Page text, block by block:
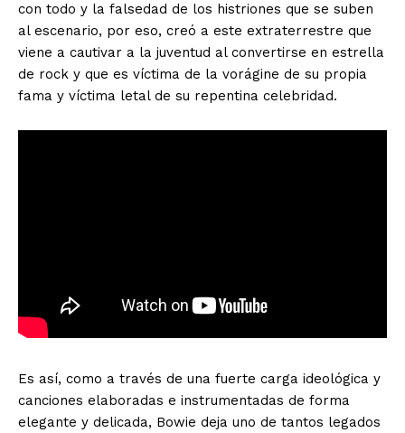
+ Todas las formas de lucha, potencialmente enlazadas
con todo y la falsedad de los histriones que se suben
al escenario, por eso, creó a este extraterrestre que
viene a cautivar a la juventud al convertirse en estrella
de rock y que es víctima de la vorágine de su propia
fama y víctima letal de su repentina celebridad.
Es así, como a través de una fuerte carga ideológica y
canciones elaboradas e instrumentadas de forma
elegante y delicada, Bowie deja uno de tantos legados